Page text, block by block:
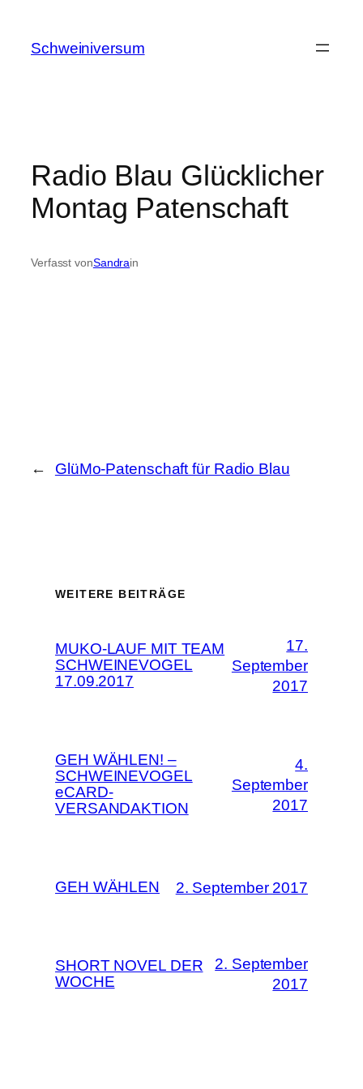
springen
Schweiniversum
Radio Blau Glücklicher
Montag Patenschaft
Verfasst vonSandrain
← GlüMo-Patenschaft für Radio Blau
WEITERE BEITRÄGE
MUKO-LAUF MIT TEAM
SCHWEINEVOGEL
17.09.2017
17.
September
2017
GEH WÄHLEN! –
SCHWEINEVOGEL
eCARD-
VERSANDAKTION
4.
September
2017
GEH WÄHLEN 2. September 2017
SHORT NOVEL DER
WOCHE
2. September
2017